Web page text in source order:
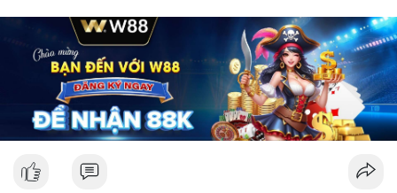
#titanbot
📰 Nguồn: CoinDesk